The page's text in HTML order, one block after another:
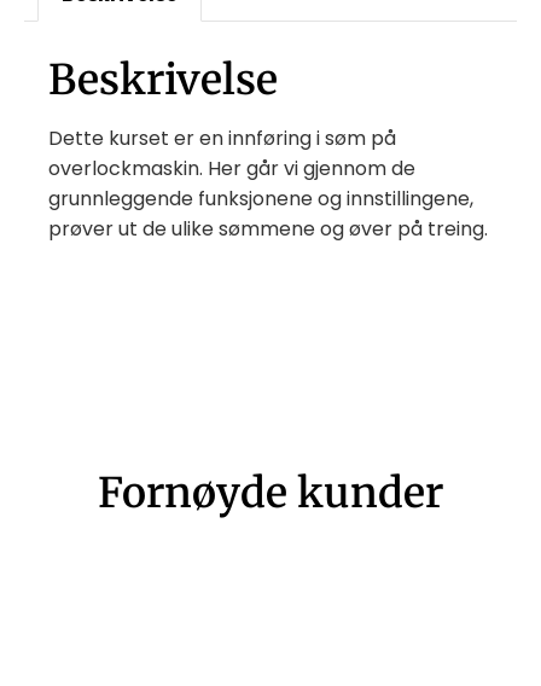
Beskrivelse
Dette kurset er en innføring i søm på
overlockmaskin. Her går vi gjennom de
grunnleggende funksjonene og innstillingene,
prøver ut de ulike sømmene og øver på treing.
Fornøyde kunder